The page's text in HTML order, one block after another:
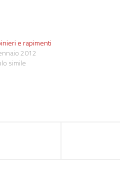
e rapimenti
2012
simile